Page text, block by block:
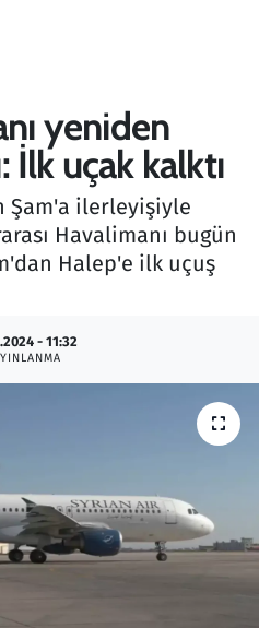
yeniden
İlk uçak kalktı
ilerleyişiyle
Havalimanı bugün
Halep'e ilk uçuş
- 11:32